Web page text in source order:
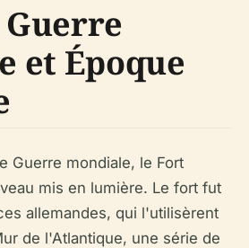
Guerre
et Époque
Guerre mondiale, le Fort
mis en lumière. Le fort fut
allemandes, qui l'utilisèrent
de l'Atlantique, une série de